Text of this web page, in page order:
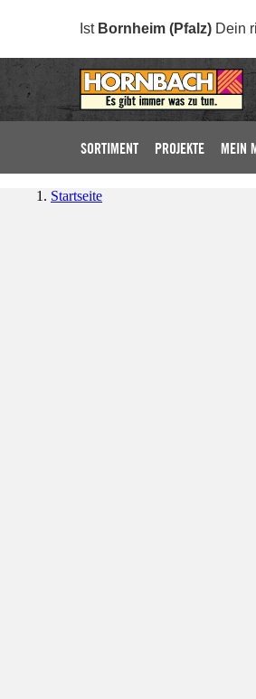
Ist Bornheim (Pfalz) Dein
SORTIMENT PROJEKTE MEIN
Startseite